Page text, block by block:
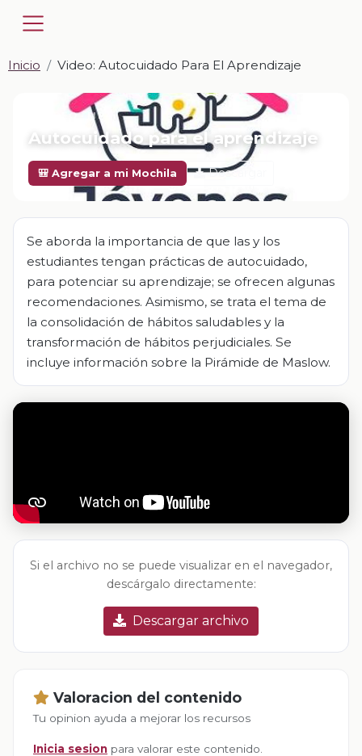
Inicio Video: Autocuidado Para El Aprendizaje
📎 VIDEO · MP4
Autocuidado para el aprendizaje
🎒 Agregar a mi Mochila Descargar
Se aborda la importancia de que las y los
estudiantes tengan prácticas de autocuidado,
para potenciar su aprendizaje; se ofrecen algunas
recomendaciones. Asimismo, se trata el tema de
la consolidación de hábitos saludables y la
transformación de hábitos perjudiciales. Se
incluye información sobre la Pirámide de Maslow.
Si el archivo no se puede visualizar en el navegador,
descárgalo directamente:
Descargar archivo
Valoracion del contenido
Tu opinion ayuda a mejorar los recursos
Inicia sesion para valorar este contenido.